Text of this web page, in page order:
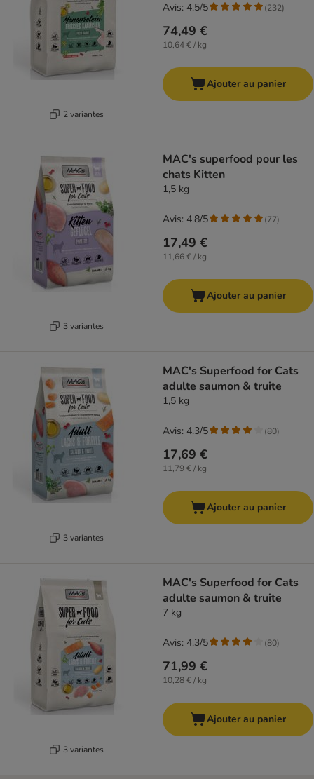
2 variantes
74,49 €
10,64 € / kg
Avis: 4.5/5 (232)
Ajouter au panier
3 variantes
MAC's superfood pour les
chats Kitten
1,5 kg
17,49 €
11,66 € / kg
Avis: 4.8/5 (77)
Ajouter au panier
3 variantes
MAC's Superfood for Cats
adulte saumon & truite
1,5 kg
17,69 €
11,79 € / kg
Avis: 4.3/5 (80)
Ajouter au panier
3 variantes
MAC's Superfood for Cats
adulte saumon & truite
7 kg
71,99 €
10,28 € / kg
Avis: 4.3/5 (80)
Ajouter au panier